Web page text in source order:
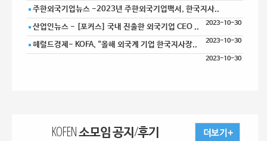
주한외국기업뉴스 -2023년 주한외국기업백서, 한국지사..
2023-10-30
산업인뉴스 - [포커스] 국내 진출한 외국기업 CEO ..
2023-10-30
헤럴드경제- KOFA, “올해 외국계 기업 한국지사장..
2023-10-30
KOFEN 소모임 공지/후기